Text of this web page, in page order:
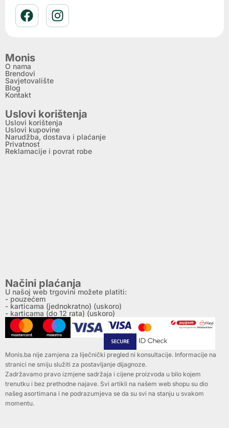
Monis
O nama
Brendovi
Savjetovalište
Blog
Kontakt
Uslovi korištenja
Uslovi korištenja
Uslovi kupovine
Narudžba, dostava i plaćanje
Privatnost
Reklamacije i povrat robe
Načini plaćanja
U našoj web trgovini možete platiti:
- pouzećem
- karticama (jednokratno) (uskoro)
- karticama (do 12 rata) (uskoro)
Monis.ba nije zamjena za liječnički pregled ni konsultacije. Informacije na
stranici ne smiju služiti za postavljanje dijagnoze.
Zadržavamo pravo izmjene sadržaja i cijene proizvoda u bilo kojem
trenutku i bez prethodne najave. Svi artikli na našem web shopu su dio
našeg asortimana i ne podrazumjeva se da su svi na stanju u svakom
momentu.